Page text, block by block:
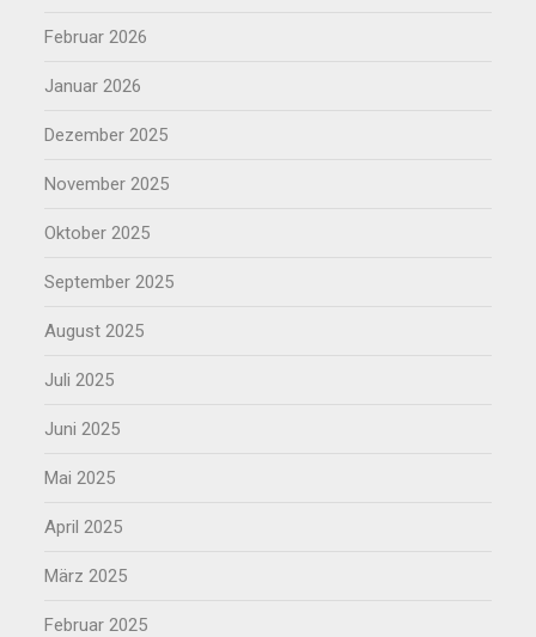
Februar 2026
Januar 2026
Dezember 2025
November 2025
Oktober 2025
September 2025
August 2025
Juli 2025
Juni 2025
Mai 2025
April 2025
März 2025
Februar 2025